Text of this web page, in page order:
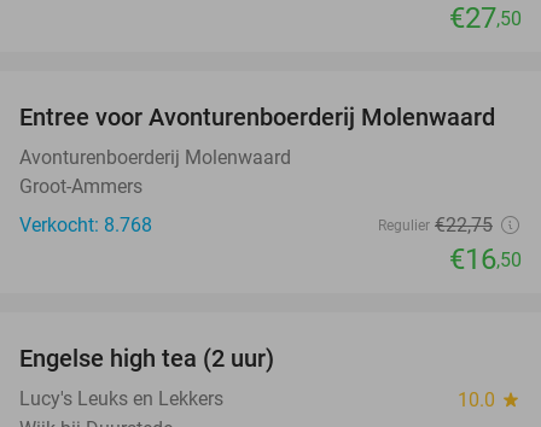
€27,50
27%
Entree voor Avonturenboerderij Molenwaard
Avonturenboerderij Molenwaard
Groot-Ammers
Verkocht: 8.768
Regulier €22,75
€16,50
Engelse high tea (2 uur)
Lucy's Leuks en Lekkers 10.0 star